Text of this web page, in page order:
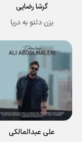
گرشا رضایی
بزن دلتو به دریا
علی عبدالمالکی